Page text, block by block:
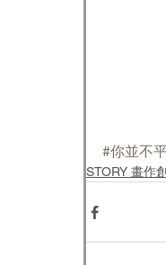
#你並不
STORY 畫作